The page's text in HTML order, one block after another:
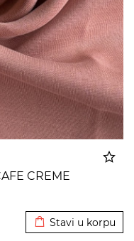
CREME
Stavi u korpu